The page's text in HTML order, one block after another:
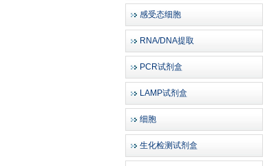
感受态细胞
RNA/DNA提取
PCR试剂盒
LAMP试剂盒
细胞
生化检测试剂盒